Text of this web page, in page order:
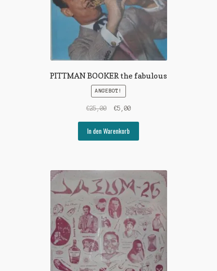
PITTMAN BOOKER the fabulous
ANGEBOT!
€25,00
Ursprünglicher
war:
€25,00
€5,00Aktueller
€5,00.
In den Warenkorb